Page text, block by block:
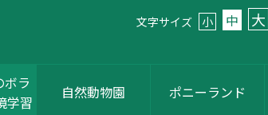
文字サイズ 小 中 大
ラ
学習
自然動物園 ポニーランド